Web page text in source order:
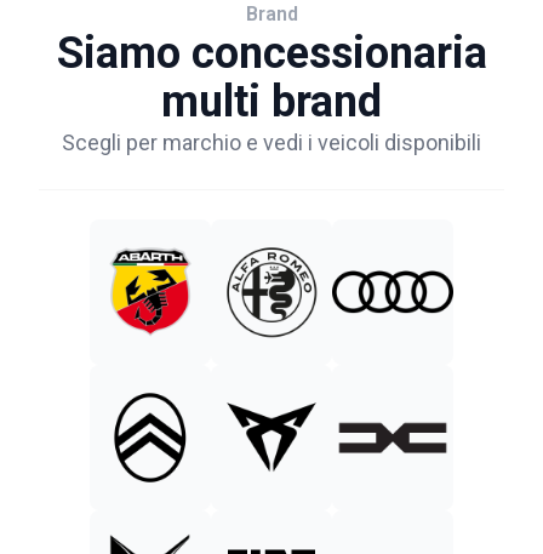
Brand
Siamo concessionaria
multi brand
Scegli per marchio e vedi i veicoli disponibili